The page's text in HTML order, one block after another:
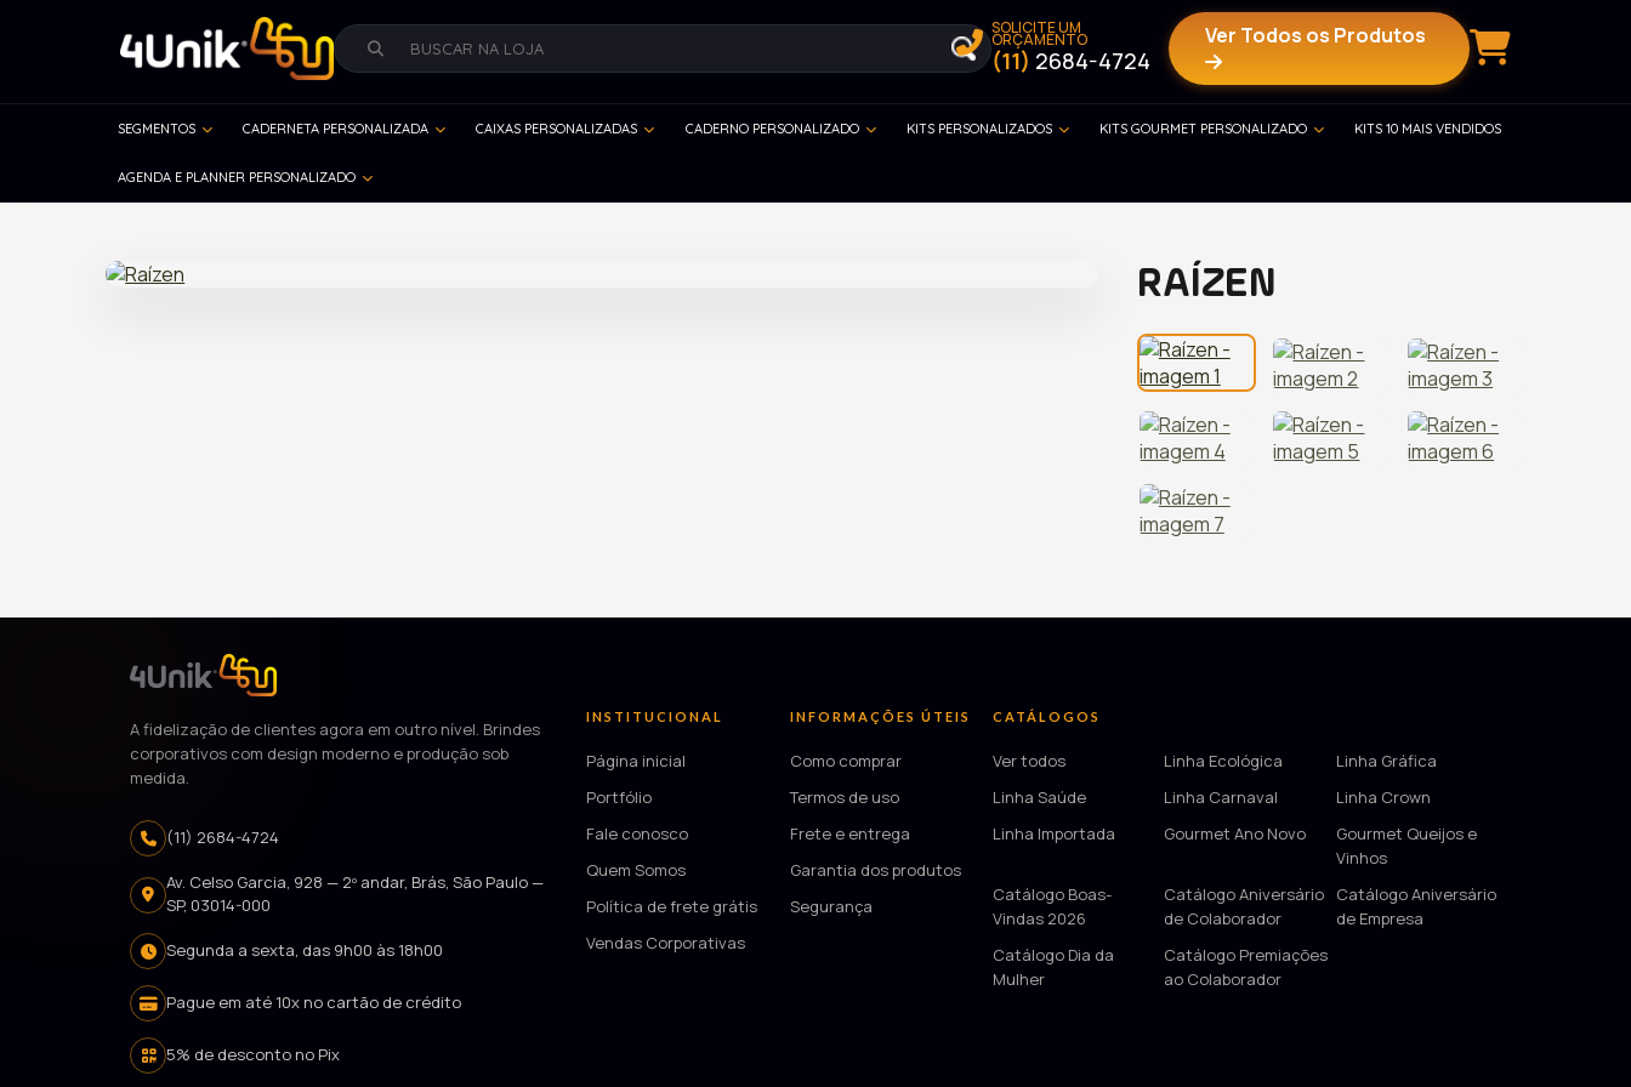
SOLICITE UM
ORÇAMENTO
(11) 2684-4724
Ver Todos os Produtos
SEGMENTOS CADERNETA PERSONALIZADA CAIXAS PERSONALIZADAS CADERNO PERSONALIZADO KITS PERSONALIZADOS KITS GOURMET PERSONALIZADO KITS 10 MAIS VENDIDOS
AGENDA E PLANNER PERSONALIZADO
RAÍZEN
A fidelização de clientes agora em outro nível. Brindes
corporativos com design moderno e produção sob
medida.
(11) 2684-4724
Av. Celso Garcia, 928 — 2º andar, Brás, São Paulo —
SP, 03014-000
Segunda a sexta, das 9h00 às 18h00
Pague em até 10x no cartão de crédito
5% de desconto no Pix
INSTITUCIONAL
Página inicial
Portfólio
Fale conosco
Quem Somos
Política de frete grátis
Vendas Corporativas
INFORMAÇÕES ÚTEIS
Como comprar
Termos de uso
Frete e entrega
Garantia dos produtos
Segurança
CATÁLOGOS
Ver todos Linha Ecológica
Linha Gráfica
Linha Saúde
Linha Carnaval
Linha Crown
Linha Importada
Gourmet Ano Novo
Gourmet Queijos e
Vinhos
Catálogo Boas-
Vindas 2026
Catálogo Aniversário
de Colaborador
Catálogo Aniversário
de Empresa
Catálogo Dia da
Mulher
Catálogo Premiações
ao Colaborador